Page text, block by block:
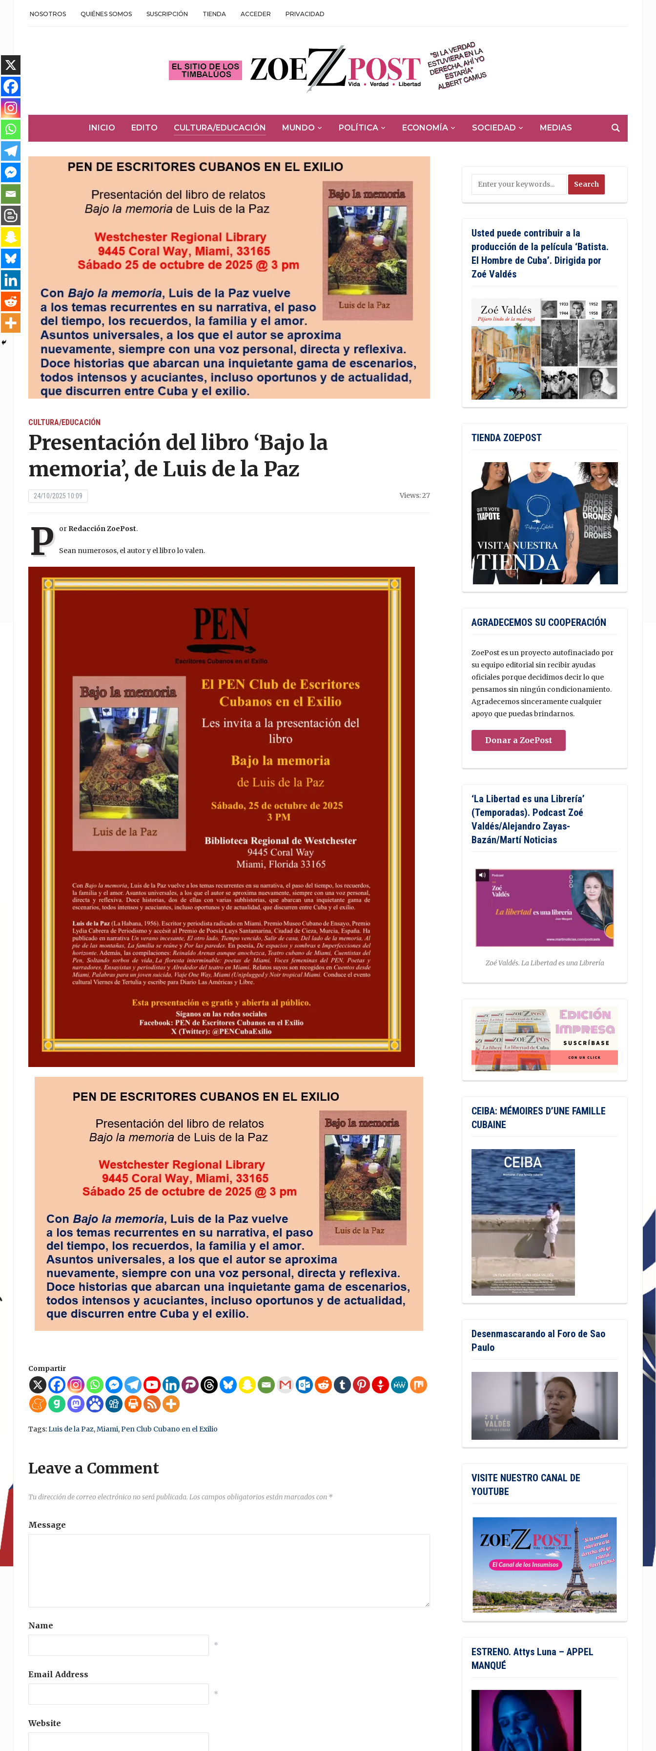
NOSOTROS QUIÉNES SOMOS SUSCRIPCIÓN TIENDA ACCEDER PRIVACIDAD
INICIO EDITO CULTURA/EDUCACIÓN MUNDO POLÍTICA ECONOMÍA SOCIEDAD MEDIAS
CULTURA/EDUCACIÓN
Presentación del libro ‘Bajo la
memoria’, de Luis de la Paz
24/10/2025 10:09 Views: 27
P or Redacción ZoePost.
Sean numerosos, el autor y el libro lo valen.
Compartir
Tags:Luis de la Paz,Miami,Pen Club Cubano en el Exilio
Leave a Comment
Tu dirección de correo electrónico no será publicada. Los campos obligatorios están marcados con *
Message
Name
*
Email Address
*
Website
Usted puede contribuir a la
producción de la película ‘Batista.
El Hombre de Cuba’. Dirigida por
Zoé Valdés
TIENDA ZOEPOST
AGRADECEMOS SU COOPERACIÓN
ZoePost es un proyecto autofinaciado por
su equipo editorial sin recibir ayudas
oficiales porque decidimos decir lo que
pensamos sin ningún condicionamiento.
Agradecemos sinceramente cualquier
apoyo que puedas brindarnos.
Donar a ZoePost
‘La Libertad es una Librería’
(Temporadas). Podcast Zoé
Valdés/Alejandro Zayas-
Bazán/Martí Noticias
Zoé Valdés. La Libertad es una Librería
CEIBA: MÉMOIRES D’UNE FAMILLE
CUBAINE
Desenmascarando al Foro de Sao
Paulo
VISITE NUESTRO CANAL DE
YOUTUBE
ESTRENO. Attys Luna – APPEL
MANQUÉ